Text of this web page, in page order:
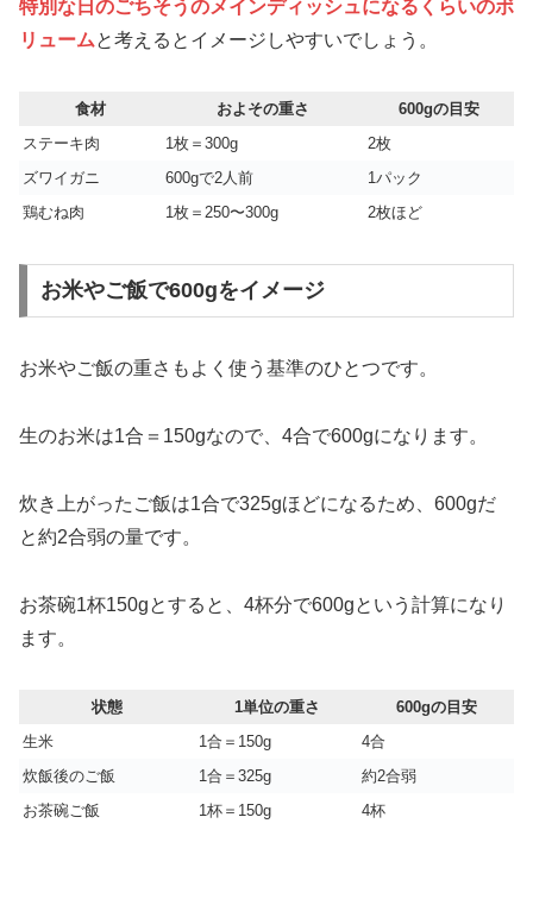
特別な日のごちそうのメインディッシュになるくらいのボ
リュームと考えるとイメージしやすいでしょう。
食材 およその重さ
600gの目安
ステーキ肉
1枚＝300g
2枚
ズワイガニ
600gで2人前
1パック
鶏むね肉
1枚＝250〜300g 2枚ほど
お米やご飯で600gをイメージ
お米やご飯の重さもよく使う基準のひとつです。
生のお米は1合＝150gなので、4合で600gになります。
炊き上がったご飯は1合で325gほどになるため、600gだ
と約2合弱の量です。
お茶碗1杯150gとすると、4杯分で600gという計算になり
ます。
状態 1単位の重さ
600gの目安
生米
1合＝150g
4合
炊飯後のご飯
1合＝325g
約2合弱
お茶碗ご飯
1杯＝150g 4杯